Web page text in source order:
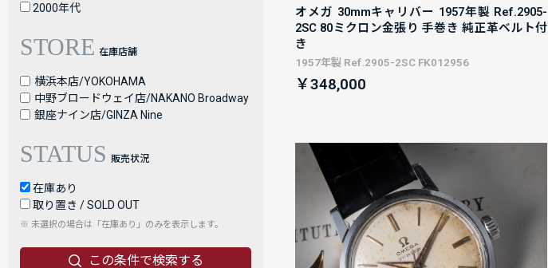
2000年代
STORE 在庫店舗
横浜本店/YOKOHAMA
中野ブロードウェイ店/NAKANO Broadway
銀座ナイン店/GINZA Nine
STATUS 販売状況
在庫あり
取り置き / SOLD OUT
※ 未選択の場合は「在庫あり」のみを表示します。
この条件で検索する
オメガ 30mmキャリバー 1957年製 Ref.2905-
2SC 80ミクロン金張り 手巻き 純正革ベルト付
き
1957年製 Ref.2905-2SC FK012956
￥348,000